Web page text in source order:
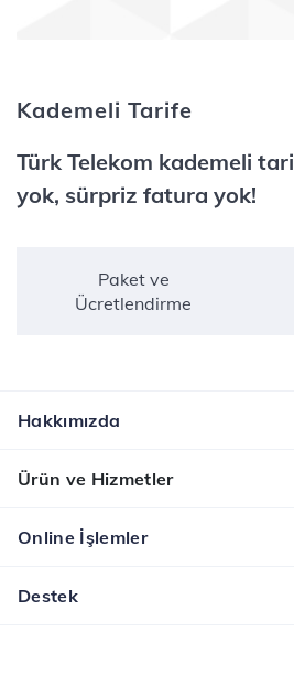
Kademeli Tarife
Türk Telekom kademeli
yok, sürpriz fatura yok!
Paket ve
Ücretlendirme
Hakkımızda
Ürün ve Hizmetler
Online İşlemler
Destek